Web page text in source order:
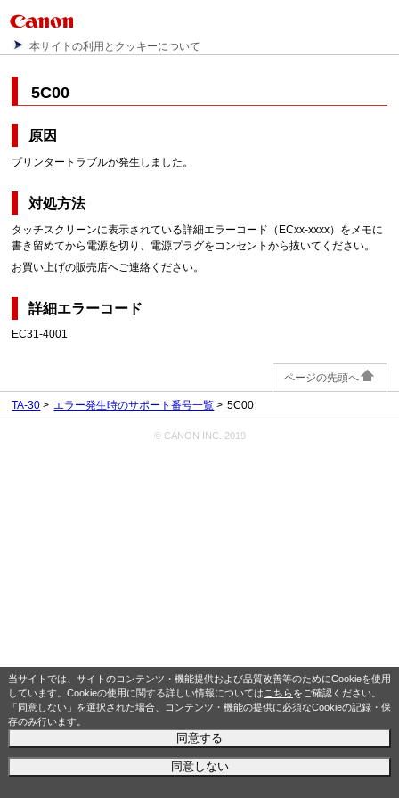
当サイトでは、サイトのコンテンツ・機能提供および品質改善等のためにCookieを使用
しています。Cookieの使用に関する詳しい情報については こちらをご確認ください。
「同意しない」を選択された場合、コンテンツ・機能の提供に必須なCookieの記録・保
存のみ行います。
同意する
同意しない
本サイトの利用とクッキーについて
5C00
原因
プリンタートラブルが発生しました。
対処方法
タッチスクリーンに表示されている詳細エラーコード（ECxx-xxxx）をメモに
書き留めてから電源を切り、電源プラグをコンセントから抜いてください。
お買い上げの販売店へご連絡ください。
詳細エラーコード
EC31-4001
ページの先頭へ
TA-30 エラー発生時のサポート番号一覧 5C00
© CANON INC. 2019